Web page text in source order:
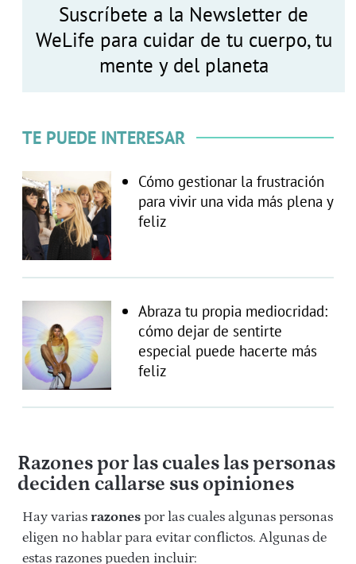
Suscríbete a la Newsletter de
WeLife para cuidar de tu cuerpo, tu
mente y del planeta
TE PUEDE INTERESAR
Cómo gestionar la frustración
para vivir una vida más plena y
feliz
Abraza tu propia mediocridad:
cómo dejar de sentirte
especial puede hacerte más
feliz
Razones por las cuales las personas
deciden callarse sus opiniones
Hay varias razones por las cuales algunas personas
eligen no hablar para evitar conflictos. Algunas de
estas razones pueden incluir: